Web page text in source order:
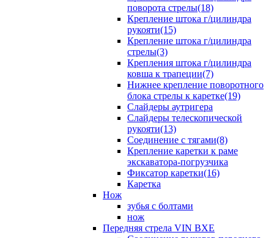
поворота стрелы(18)
Крепление штока г/цилиндра
рукояти(15)
Крепление штока г/цилиндра
стрелы(3)
Крепления штока г/цилиндра
ковша к трапеции(7)
Нижнее крепление поворотного
блока стрелы к каретке(19)
Слайдеры аутригера
Слайдеры телескопической
рукояти(13)
Соединение с тягами(8)
Крепление каретки к раме
экскаватора-погрузчика
Фиксатор каретки(16)
Каретка
Нож
зубья с болтами
нож
Передняя стрела VIN BXE